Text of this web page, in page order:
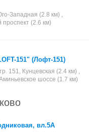
Западная (2.8 км) ,
(2.6 км)
151" (Лофт-151)
151, Кунцевская (2.4 км) ,
шоссе (1.7 км)
вл.5А